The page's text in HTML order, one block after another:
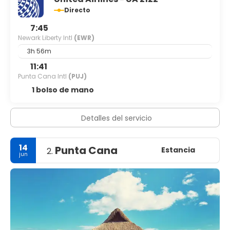
Ciudad de Nueva York tiene todo para todos:
arquitectura, arte, gastronomía, entretenimiento,
Directo
7:45
Newark Liberty Intl (EWR)
3h 56m
11:41
Punta Cana Intl (PUJ)
1 bolso de mano
Detalles del servicio
14
jun 2. Punta Cana Estancia